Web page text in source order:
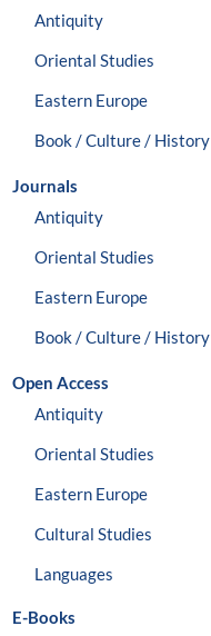
Antiquity
Oriental Studies
Eastern Europe
Book / Culture / History
Journals
Antiquity
Oriental Studies
Eastern Europe
Book / Culture / History
Open Access
Antiquity
Oriental Studies
Eastern Europe
Cultural Studies
Languages
E-Books